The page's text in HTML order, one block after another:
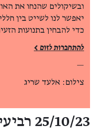
ובשיקולים שהנחו את
יאפשר לנו לשייט בין
כדי להבחין בתנועות
להתחברות לזום >
—
צילום: אלעד שריג
פרטי האירוע
25/10/23 רביעי